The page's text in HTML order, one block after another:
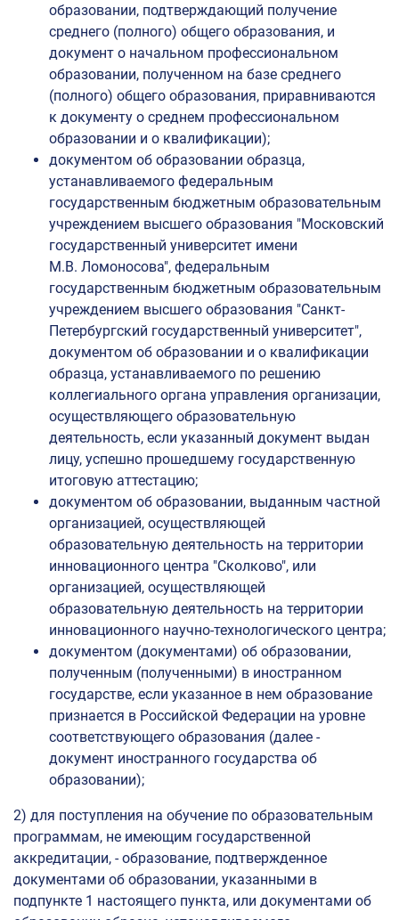
образовании, подтверждающий получение
среднего (полного) общего образования, и
документ о начальном профессиональном
образовании, полученном на базе среднего
(полного) общего образования, приравниваются
к документу о среднем профессиональном
образовании и о квалификации);
документом об образовании образца,
устанавливаемого федеральным
государственным бюджетным образовательным
учреждением высшего образования "Московский
государственный университет имени
М.В. Ломоносова", федеральным
государственным бюджетным образовательным
учреждением высшего образования "Санкт-
Петербургский государственный университет",
документом об образовании и о квалификации
образца, устанавливаемого по решению
коллегиального органа управления организации,
осуществляющего образовательную
деятельность, если указанный документ выдан
лицу, успешно прошедшему государственную
итоговую аттестацию;
документом об образовании, выданным частной
организацией, осуществляющей
образовательную деятельность на территории
инновационного центра "Сколково", или
организацией, осуществляющей
образовательную деятельность на территории
инновационного научно-технологического центра;
документом (документами) об образовании,
полученным (полученными) в иностранном
государстве, если указанное в нем образование
признается в Российской Федерации на уровне
соответствующего образования (далее -
документ иностранного государства об
образовании);
2) для поступления на обучение по образовательным
программам, не имеющим государственной
аккредитации, - образование, подтвержденное
документами об образовании, указанными в
подпункте 1 настоящего пункта, или документами об